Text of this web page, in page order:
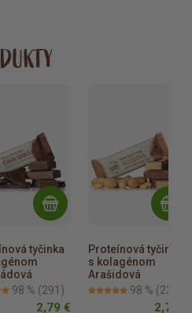
tyčinka
98 % (291)
2,79 €
Proteínová tyčinka
s kolagénom
Arašidová
98 % (231)
2,79 €